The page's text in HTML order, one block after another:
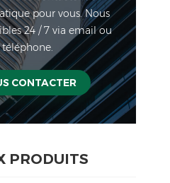
pour vous. Nous
24 / 7 via email ou
téléphone.
CONTACTER
PRODUITS